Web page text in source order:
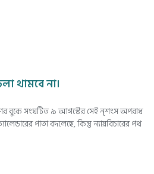
থামবে না।
বুকে সংঘটিত ৯ আগস্টের সেই নৃশংস অপরাধ
পাতা বদলেছে, কিন্তু ন্যায়বিচারের পথ